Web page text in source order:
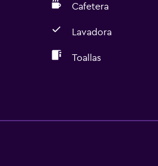
Cafetera
Lavadora
Toallas
Unidad accesible para